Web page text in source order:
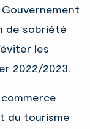
de sobriété
les
2022/2023.
du tourisme